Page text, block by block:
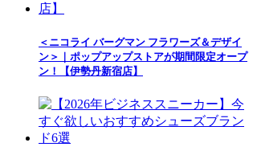
＜ニコライ バーグマン フラワーズ＆デザイ
ン＞｜ポップアップストアが期間限定オープ
ン！【伊勢丹新宿店】